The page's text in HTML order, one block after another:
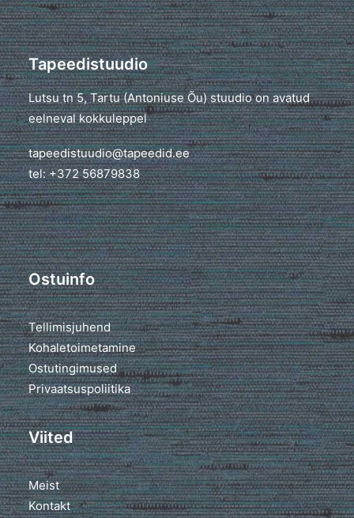
Tapeedistuudio
Lutsu tn 5, Tartu (Antoniuse Õu) stuudio on avatud
eelneval kokkuleppel
tapeedistuudio@tapeedid.ee
tel: +372 56879838
Ostuinfo
Tellimisjuhend
Kohaletoimetamine
Ostutingimused
Privaatsuspoliitika
Viited
Meist
Kontakt